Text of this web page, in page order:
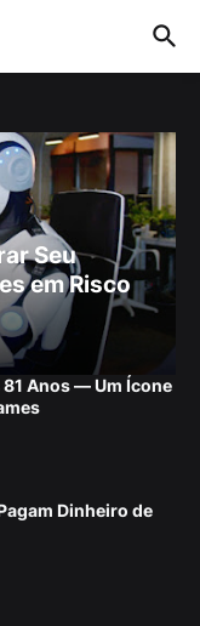
Seu
em Risco
Anos — Um Ícone
Dinheiro de